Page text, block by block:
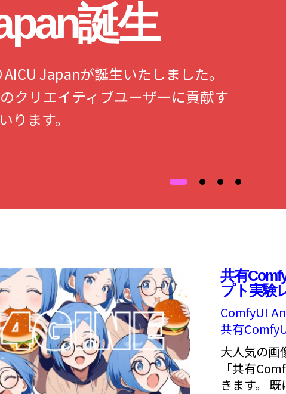
誕生
Japanが誕生いたしました。
クリエイティブユーザーに貢献す
ります。
共有
プト実験
ComfyUI
共有
大人気の画
「共有
きます。